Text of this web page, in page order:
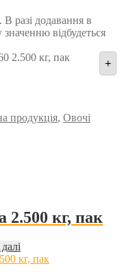
разі додавання в
значенню відбудеться
2.500 кг, пак
+
продукція, Овочі
2.500 кг, пак